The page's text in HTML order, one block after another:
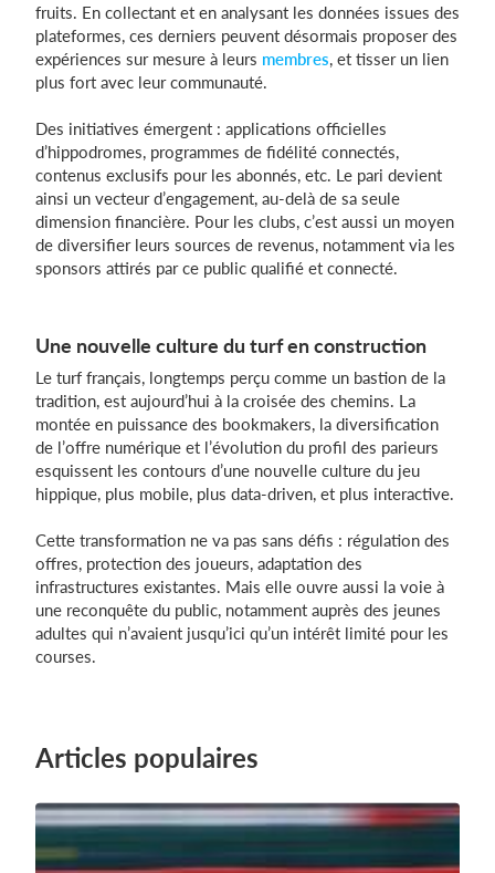
fruits. En collectant et en analysant les données issues des
plateformes, ces derniers peuvent désormais proposer des
expériences sur mesure à leurs membres, et tisser un lien
plus fort avec leur communauté.
Des initiatives émergent : applications officielles
d’hippodromes, programmes de fidélité connectés,
contenus exclusifs pour les abonnés, etc. Le pari devient
ainsi un vecteur d’engagement, au-delà de sa seule
dimension financière. Pour les clubs, c’est aussi un moyen
de diversifier leurs sources de revenus, notamment via les
sponsors attirés par ce public qualifié et connecté.
Une nouvelle culture du turf en construction
Le turf français, longtemps perçu comme un bastion de la
tradition, est aujourd’hui à la croisée des chemins. La
montée en puissance des bookmakers, la diversification
de l’offre numérique et l’évolution du profil des parieurs
esquissent les contours d’une nouvelle culture du jeu
hippique, plus mobile, plus data-driven, et plus interactive.
Cette transformation ne va pas sans défis : régulation des
offres, protection des joueurs, adaptation des
infrastructures existantes. Mais elle ouvre aussi la voie à
une reconquête du public, notamment auprès des jeunes
adultes qui n’avaient jusqu’ici qu’un intérêt limité pour les
courses.
Articles populaires